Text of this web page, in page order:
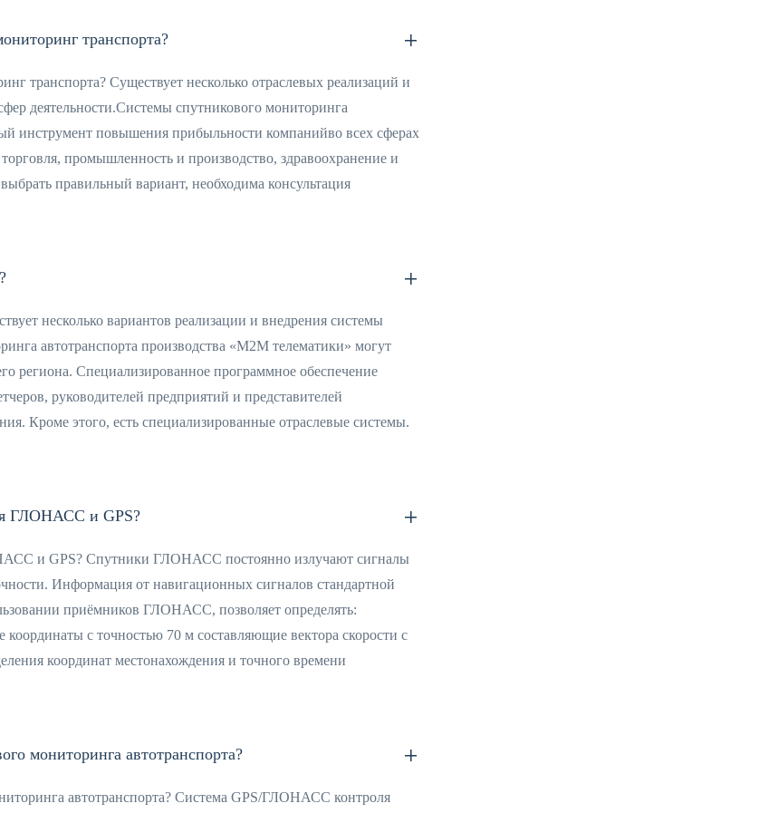
транспорта?
транспорта? Существует несколько отраслевых реализаций и
деятельности.Системы спутникового мониторинга
инструмент повышения прибыльности компанийво всех сферах
промышленность и производство, здравоохранение и
правильный вариант, необходима консультация
несколько вариантов реализации и внедрения системы
автотранспорта производства «М2М телематики» могут
региона. Специализированное программное обеспечение
руководителей предприятий и представителей
Кроме этого, есть специализированные отраслевые системы.
ГЛОНАСС и GPS?
и GPS? Спутники ГЛОНАСС постоянно излучают сигналы
Информация от навигационных сигналов стандартной
приёмников ГЛОНАСС, позволяет определять:
с точностью 70 м составляющие вектора скорости с
координат местонахождения и точного времени
мониторинга автотранспорта?
автотранспорта? Система GPS/ГЛОНАСС контроля